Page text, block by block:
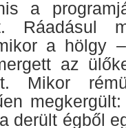
a
Ráadásul
a hölgy
az
Mikor
derült égből